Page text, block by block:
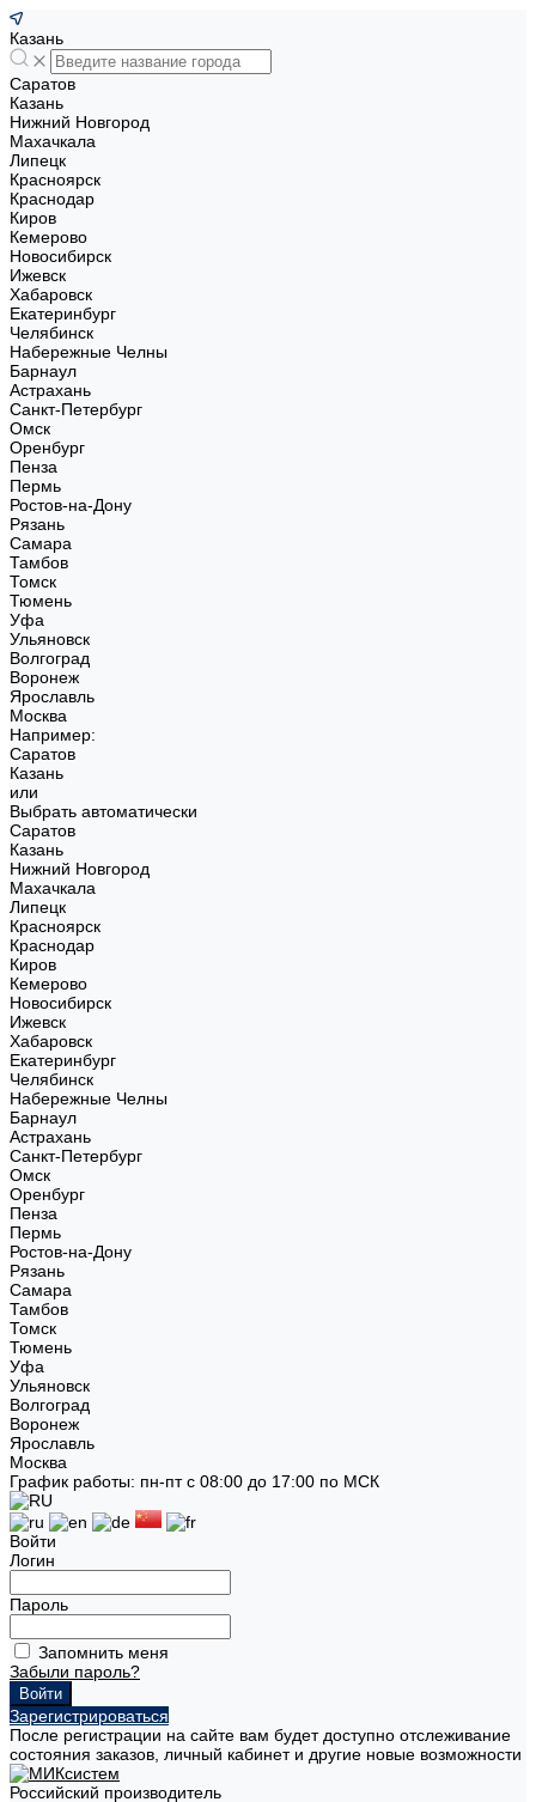
Казань
Саратов
Казань
Нижний Новгород
Махачкала
Липецк
Красноярск
Краснодар
Киров
Кемерово
Новосибирск
Ижевск
Хабаровск
Екатеринбург
Челябинск
Набережные Челны
Барнаул
Астрахань
Санкт-Петербург
Омск
Оренбург
Пенза
Пермь
Ростов-на-Дону
Рязань
Самара
Тамбов
Томск
Тюмень
Уфа
Ульяновск
Волгоград
Воронеж
Ярославль
Москва
Например:
Саратов
Казань
или
Выбрать автоматически
Саратов
Казань
Нижний Новгород
Махачкала
Липецк
Красноярск
Краснодар
Киров
Кемерово
Новосибирск
Ижевск
Хабаровск
Екатеринбург
Челябинск
Набережные Челны
Барнаул
Астрахань
Санкт-Петербург
Омск
Оренбург
Пенза
Пермь
Ростов-на-Дону
Рязань
Самара
Тамбов
Томск
Тюмень
Уфа
Ульяновск
Волгоград
Воронеж
Ярославль
Москва
График работы: пн-пт с 08:00 до 17:00 по МСК
Войти
Логин
Пароль
Запомнить меня
Забыли пароль?
Зарегистрироваться
После регистрации на сайте вам будет доступно отслеживание
состояния заказов, личный кабинет и другие новые возможности
Российский производитель